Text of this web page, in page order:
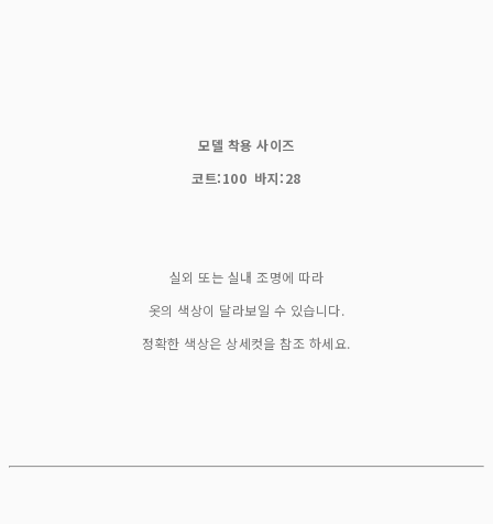
모델 착용 사이즈
코트:100 바지:28
실외 또는 실내 조명에 따라
옷의 색상이 달라보일 수 있습니다.
정확한 색상은 상세컷을 참조 하세요.